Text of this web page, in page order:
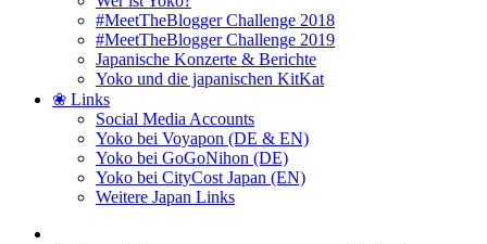
#MeetTheBlogger Challenge 2018
#MeetTheBlogger Challenge 2019
Japanische Konzerte & Berichte
Yoko und die japanischen KitKat
❀ Links
Social Media Accounts
Yoko bei Voyapon (DE & EN)
Yoko bei GoGoNihon (DE)
Yoko bei CityCost Japan (EN)
Weitere Japan Links